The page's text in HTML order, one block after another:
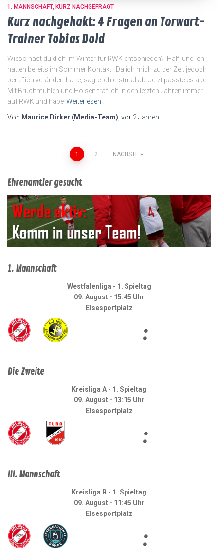
1. MANNSCHAFT KURZ NACHGEFRAGT
Kurz nachgehakt: 4 Fragen an Torwart-
Trainer Tobias Dold
Wieso hast du dich im Winter für RWK entschieden? Halfi und ich
hatten bereits im Sommer Kontakt. Da ich mich zu der Zeit jedoch
beruflich verändert hatte, sagte ich erstmal ab. Jetzt passte es aber.
Mit Bruchmühlen und Holsen traf ich in den letzten Jahren immer
auf RWK und habe Weiterlesen
Von Maurice Dirker (Media-Team), vor 2 Jahren
Seitennummerierung
der
Beiträge
1 2 NÄCHSTE
Ehrenamtler gesucht
1. Mannschaft
Westfalenliga - 1. Spieltag
09. August - 15:45 Uhr
Elsesportplatz
:
Die Zweite
Kreisliga A - 1. Spieltag
09. August - 13:15 Uhr
Elsesportplatz
:
III. Mannschaft
Kreisliga B - 1. Spieltag
09. August - 11:45 Uhr
Elsesportplatz
: